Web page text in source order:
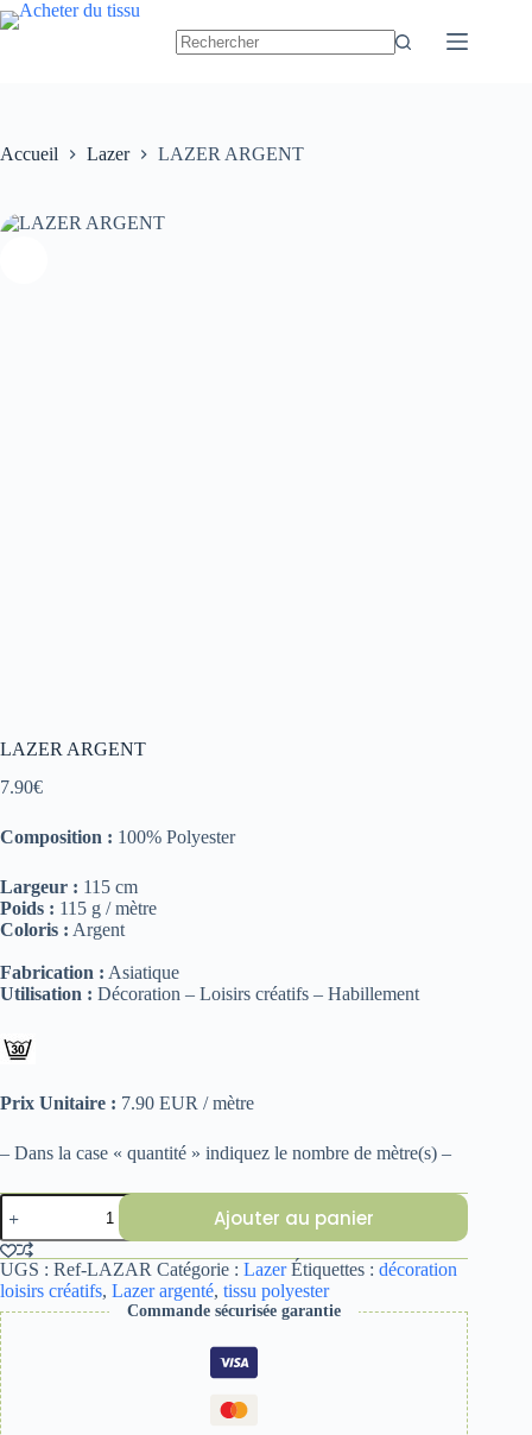
Passer
au
Accueil Lazer LAZER ARGENT
LAZER ARGENT
7.90€
Composition : 100% Polyester
Largeur : 115 cm
Poids : 115 g / mètre
Coloris : Argent
Fabrication : Asiatique
Utilisation : Décoration – Loisirs créatifs – Habillement
Prix Unitaire : 7.90 EUR / mètre
– Dans la case « quantité » indiquez le nombre de mètre(s) –
quantité
de
LAZER
ARGENT
Ajouter au panier
UGS : Ref-LAZAR Catégorie : Lazer Étiquettes : décoration
loisirs créatifs, Lazer argenté, tissu polyester
Commande sécurisée garantie